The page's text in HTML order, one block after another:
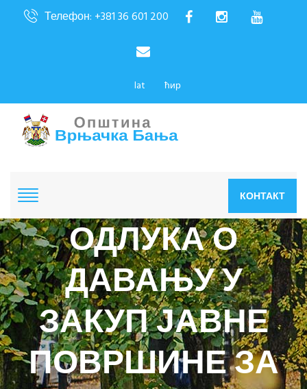
Телефон: +381 36 601 200
lat ћир
КОНТАКТ
ОДЛУКА О
ДАВАЊУ У
ЗАКУП ЈАВНЕ
ПОВРШИНЕ ЗА